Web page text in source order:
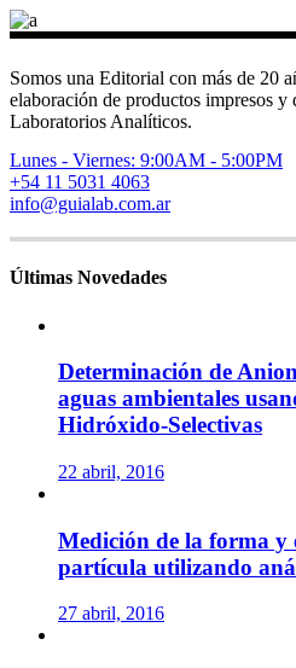
Somos una Editorial con más de 20
elaboración de productos impresos y
Laboratorios Analíticos.
Lunes - Viernes: 9:00AM - 5:00PM
+54 11 5031 4063
info@guialab.com.ar
Últimas Novedades
Determinación de
aguas ambientales
Hidróxido-Selectivas
22 abril, 2016
Medición de la forma y
partícula utilizando
27 abril, 2016